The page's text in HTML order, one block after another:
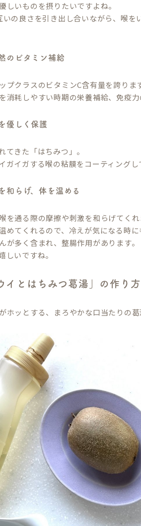
しいものを摂りたいですよね。
いの良さを引き出し合いながら、喉
のビタミン補給
プクラスのビタミンC含有量を誇りま
消耗しやすい時期の栄養補給、免疫
優しく保護
てきた「はちみつ」。
ガイガする喉の粘膜をコーティングし
和らげ、体を温める
を通る際の摩擦や刺激を和らげてくれ
めてくれるので、冷えが気になる時に
が多く含まれ、整腸作用があります。
しいですね。
イとはちみつ葛湯」の作り方
ホッとする、まろやかな口当たりの葛